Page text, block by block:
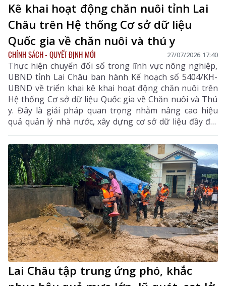
Kê khai hoạt động chăn nuôi tỉnh Lai
Châu trên Hệ thống Cơ sở dữ liệu
Quốc gia về chăn nuôi và thú y
CHÍNH SÁCH - QUYẾT ĐỊNH MỚI 27/07/2026 17:40
Thực hiện chuyển đổi số trong lĩnh vực nông nghiệp,
UBND tỉnh Lai Châu ban hành Kế hoạch số 5404/KH-
UBND về triển khai kê khai hoạt động chăn nuôi trên
Hệ thống Cơ sở dữ liệu Quốc gia về Chăn nuôi và Thú
y. Đây là giải pháp quan trọng nhằm nâng cao hiệu
quả quản lý nhà nước, xây dựng cơ sở dữ liệu đầy đủ,
chính xác và kịp thời.
Lai Châu tập trung ứng phó, khắc